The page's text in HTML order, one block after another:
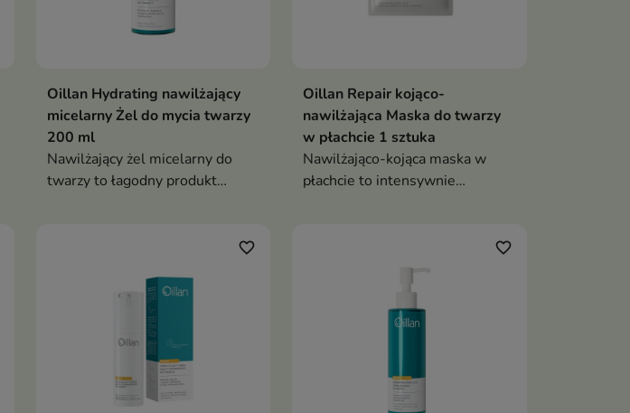
Oillan Hydrating nawilżający
micelarny Żel do mycia twarzy
200 ml
Nawilżający żel micelarny do
twarzy to łagodny produkt
suchej, odwodnionej, wrażliwej i
Oillan Repair kojąco-
nawilżająca Maska do twarzy
w płachcie 1 sztuka
Nawilżająco-kojąca maska w
płachcie to intensywnie
reaktywnej i skłonnej do
favorite_border favorite_border